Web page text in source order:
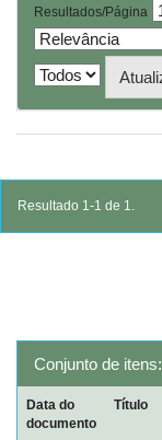
Resultados/Página
Resultado 1-1 de 1.
Conjunto de itens:
Data do
documento
Título